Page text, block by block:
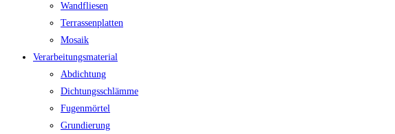
Wandfliesen
Terrassenplatten
Mosaik
Verarbeitungsmaterial
Abdichtung
Dichtungsschlämme
Fugenmörtel
Grundierung